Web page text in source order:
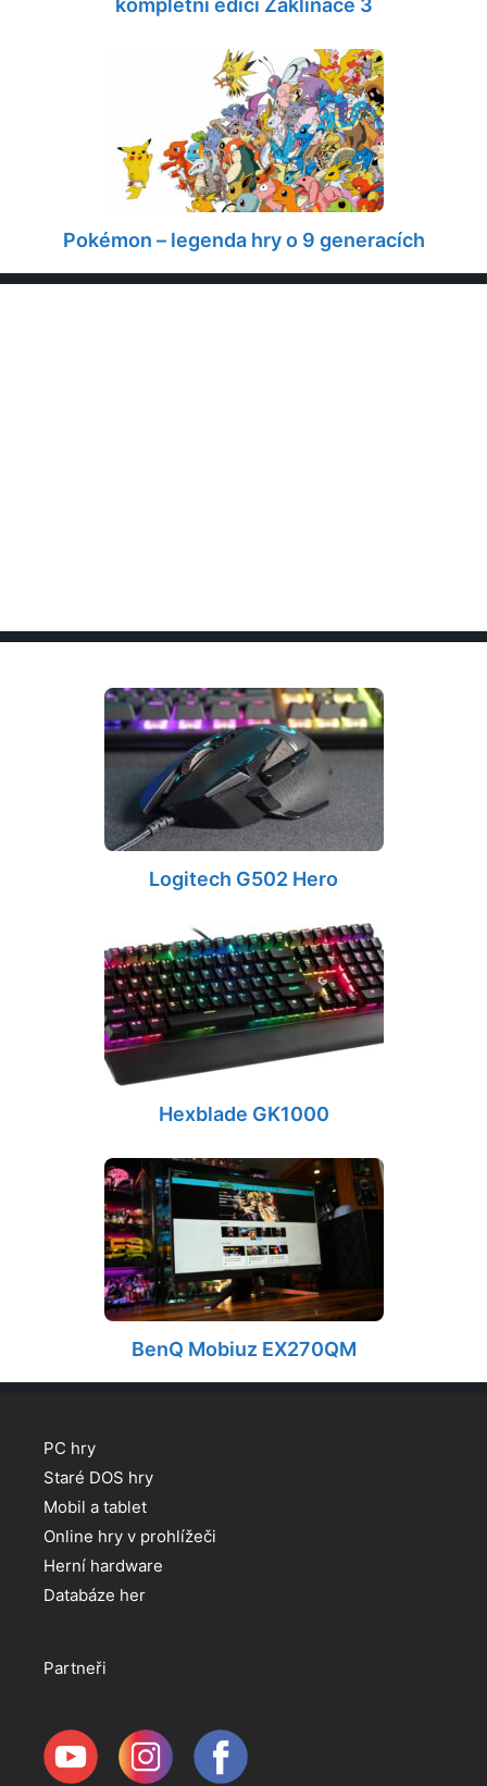
kompletní edici Zaklínače 3
Pokémon – legenda hry o 9 generacích
Logitech G502 Hero
Hexblade GK1000
BenQ Mobiuz EX270QM
PC hry
Staré DOS hry
Mobil a tablet
Online hry v prohlížeči
Herní hardware
Databáze her
Partneři